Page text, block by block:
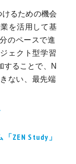
るための機会
を活用して基
のペースで進
ェクト型学習
することで、N
ない、最先端
ZEN Study」